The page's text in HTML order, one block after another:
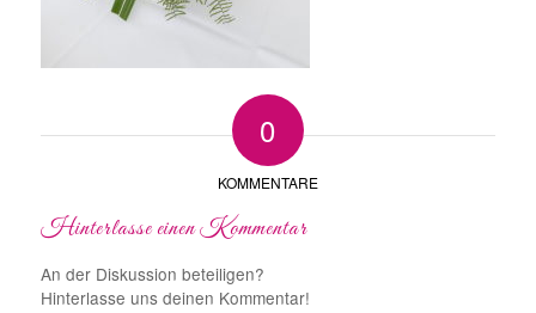
0
KOMMENTARE
Hinterlasse einen Kommentar
An der Diskussion beteiligen?
Hinterlasse uns deinen Kommentar!